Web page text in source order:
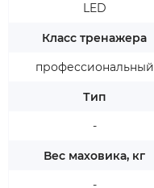
LED
Класс тренажера
профессиональный
Тип
-
Вес маховика, кг
-